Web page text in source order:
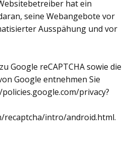
hat ein
seine Webangebote vor
Ausspähung und vor
Google reCAPTCHA sowie die
Google entnehmen Sie
privacy?
recaptcha/intro/android.html.